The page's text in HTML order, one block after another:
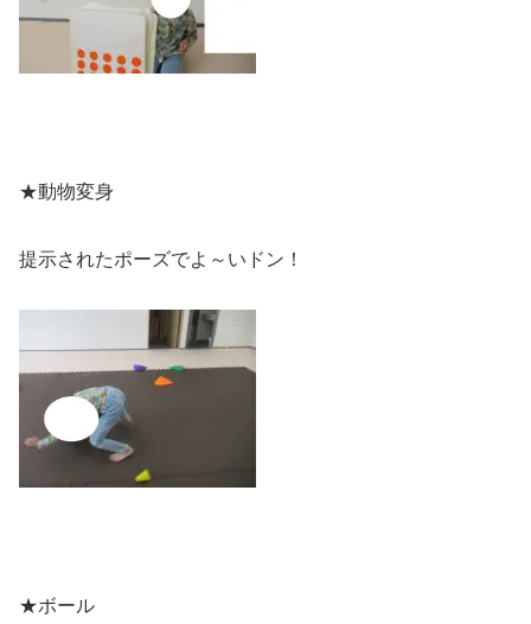
★動物変身
提示されたポーズでよ～いドン！
★ボール